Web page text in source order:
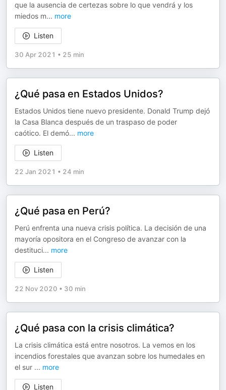
que la ausencia de certezas sobre lo que vendrá y los
miedos m... more
Listen
30 Apr 2021 • 25 min
¿Qué pasa en Estados Unidos?
Estados Unidos tiene nuevo presidente. Donald Trump dejó
la Casa Blanca después de un traspaso de poder
caótico. El demó... more
Listen
22 Jan 2021 • 24 min
¿Qué pasa en Perú?
Perú enfrenta una nueva crisis política. La decisión de una
mayoría opositora en el Congreso de avanzar con la
destituci... more
Listen
22 Nov 2020 • 30 min
¿Qué pasa con la crisis climática?
La crisis climática está entre nosotros. La vemos en los
incendios forestales que avanzan sobre los humedales en
el sur ... more
Listen